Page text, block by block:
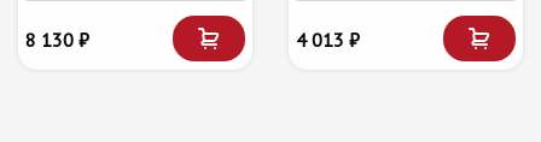
8 130 ₽ 4 013 ₽